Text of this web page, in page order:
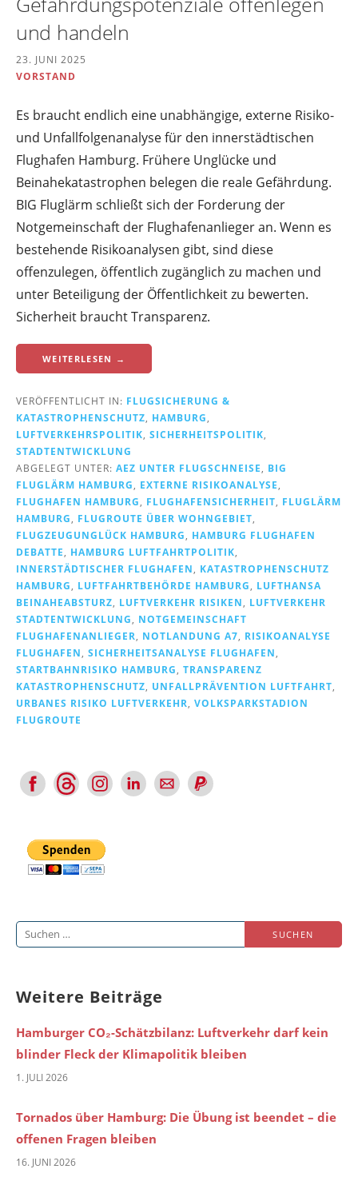
und handeln
23. JUNI 2025
VORSTAND
Es braucht endlich eine unabhängige, externe Risiko-
und Unfallfolgenanalyse für den innerstädtischen
Flughafen Hamburg. Frühere Unglücke und
Beinahekatastrophen belegen die reale Gefährdung.
BIG Fluglärm schließt sich der Forderung der
Notgemeinschaft der Flughafenanlieger an. Wenn es
bestehende Risikoanalysen gibt, sind diese
offenzulegen, öffentlich zugänglich zu machen und
unter Beteiligung der Öffentlichkeit zu bewerten.
Sicherheit braucht Transparenz.
WEITERLESEN →
VERÖFFENTLICHT IN: FLUGSICHERUNG &
KATASTROPHENSCHUTZ
HAMBURG
LUFTVERKEHRSPOLITIK SICHERHEITSPOLITIK
STADTENTWICKLUNG
ABGELEGT UNTER: AEZ UNTER FLUGSCHNEISE
BIG
FLUGLÄRM HAMBURG
EXTERNE RISIKOANALYSE
FLUGHAFEN HAMBURG
FLUGHAFENSICHERHEIT
FLUGLÄRM
HAMBURG
FLUGROUTE ÜBER WOHNGEBIET
FLUGZEUGUNGLÜCK HAMBURG
HAMBURG FLUGHAFEN
DEBATTE
HAMBURG LUFTFAHRTPOLITIK
INNERSTÄDTISCHER FLUGHAFEN
KATASTROPHENSCHUTZ
HAMBURG
LUFTFAHRTBEHÖRDE HAMBURG
LUFTHANSA
BEINAHEABSTURZ
LUFTVERKEHR RISIKEN
LUFTVERKEHR
STADTENTWICKLUNG
NOTGEMEINSCHAFT
FLUGHAFENANLIEGER
NOTLANDUNG A7
RISIKOANALYSE
FLUGHAFEN
SICHERHEITSANALYSE FLUGHAFEN
STARTBAHNRISIKO HAMBURG
TRANSPARENZ
KATASTROPHENSCHUTZ
UNFALLPRÄVENTION LUFTFAHRT
URBANES RISIKO LUFTVERKEHR
VOLKSPARKSTADION
FLUGROUTE
Suchen
Weitere Beiträge
Hamburger CO₂-Schätzbilanz: Luftverkehr darf kein
blinder Fleck der Klimapolitik bleiben
1. JULI 2026
Tornados über Hamburg: Die Übung ist beendet – die
offenen Fragen bleiben
16. JUNI 2026